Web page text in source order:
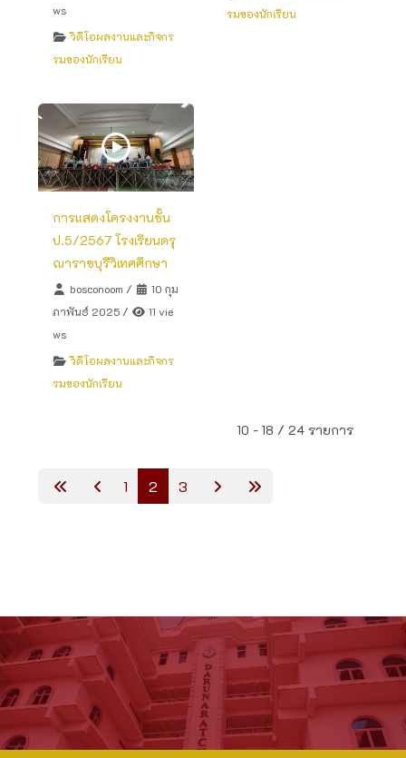
ws
วิดีโอผลงานและกิจกร
รมของนักเรียน
รมของนักเรียน
การแสดงโครงงานชั้น
ป.5/2567 โรงเรียนดรุ
ณาราชบุรีวิเทศศึกษา
bosconoom /
10 กุม
ภาพันธ์ 2025 /
11 vie
ws
วิดีโอผลงานและกิจกร
รมของนักเรียน
10 - 18 / 24 รายการ
1 2 3